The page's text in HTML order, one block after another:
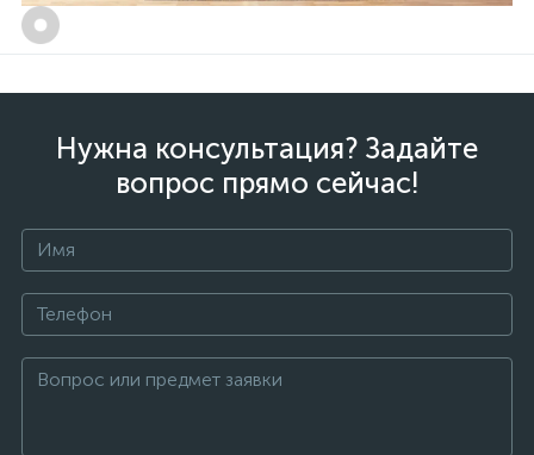
Нужна консультация? Задайте
вопрос прямо сейчас!